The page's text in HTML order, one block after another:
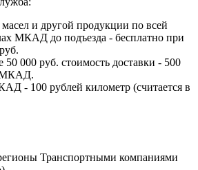
и другой продукции по всей
МКАД до подъезда - бесплатно при
50 000 руб. стоимость доставки - 500
МКАД.
- 100 рублей километр (считается в
Транспортными компаниями